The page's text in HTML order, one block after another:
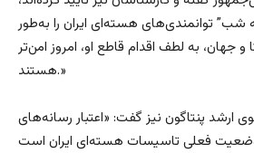
توانمندی‌های هسته‌ای ایران را به‌طور
و جهان، به لطف اقدام قاطع او، امروز امن‌تر
هستند.»
ارشد پنتاگون نیز گفت: «اعتبار رسانه‌های
وضعیت فعلی تاسیسات هسته‌ای ایران است